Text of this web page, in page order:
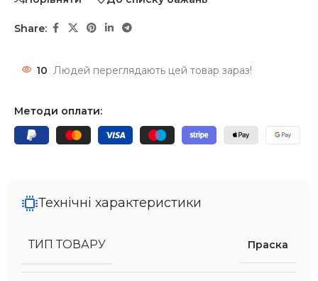
Share:
10 Людей переглядають цей товар зараз!
Методи оплати:
Технічні характеристики
ТИП ТОВАРУ Праска